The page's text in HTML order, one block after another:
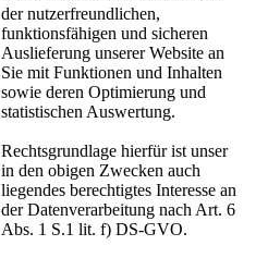
der nutzerfreundlichen,
funktionsfähigen und sicheren
Auslieferung unserer Website an
Sie mit Funktionen und Inhalten
sowie deren Optimierung und
statistischen Auswertung.
Rechtsgrundlage hierfür ist unser
in den obigen Zwecken auch
liegendes berechtigtes Interesse an
der Datenverarbeitung nach Art. 6
Abs. 1 S.1 lit. f) DS-GVO.